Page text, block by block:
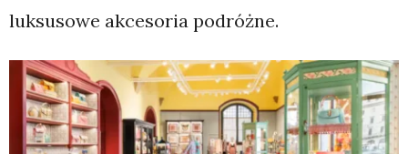
luksusowe akcesoria podróżne.